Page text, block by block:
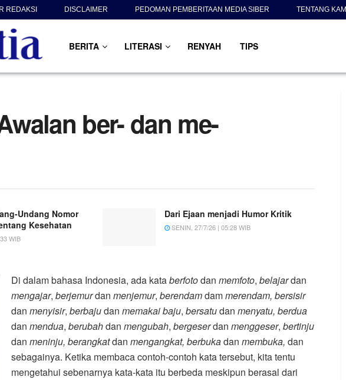
REDAKSI DISCLAIMER PEDOMAN PEMBERITAAN MEDIA SIBER TENTANG KAMI
BERITA LITERASI RENYAH TIPS
ber- dan me-
Undang Nomor
Kesehatan
WIB
Dari Ejaan menjadi Humor Kritik
SENIN, 27/7/26 | 05:28 WIB
Di dalam bahasa Indonesia, ada kataberfotodan memfoto, belajardan
mengajar, berjemurdan menjemur, berendamdammerendam, bersisir
dan menyisir, berbajudan memakai baju, bersatudan menyatu, berdua
dan mendua, berubahdan mengubah, bergeserdan menggeser, bertinju
dan meninju, berangkatdan mengangkat, berbukadan membuka, dan
sebagainya. Ketika membaca contoh-contoh kata tersebut, kita tentu
mengetahui sebenarnya kata-kata itu berbeda meskipun berasal dari